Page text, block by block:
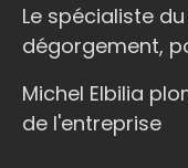
Le spécialiste
dégorgement,
Michel Elbilia
de l'entreprise